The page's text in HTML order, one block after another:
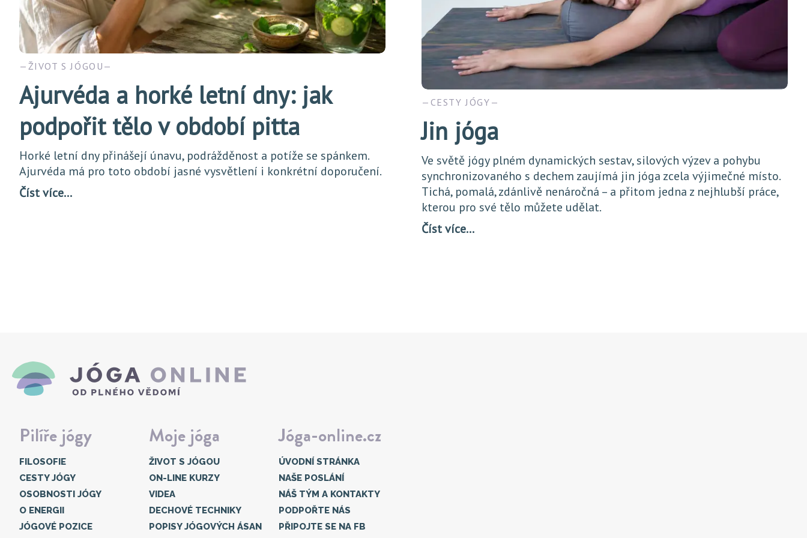
ŽIVOT S JÓGOU
Ajurvéda a horké letní dny: jak
podpořit tělo v období pitta
Horké letní dny přinášejí únavu, podrážděnost a potíže se spánkem.
Ajurvéda má pro toto období jasné vysvětlení i konkrétní doporučení.
Číst více…
CESTY JÓGY
Jin jóga
Ve světě jógy plném dynamických sestav, silových výzev a pohybu
synchronizovaného s dechem zaujímá jin jóga zcela výjimečné místo.
Tichá, pomalá, zdánlivě nenáročná – a přitom jedna z nejhlubší práce,
kterou pro své tělo můžete udělat.
Číst více…
Pilíře jógy
FILOSOFIE
CESTY JÓGY
OSOBNOSTI JÓGY
O ENERGII
JÓGOVÉ POZICE
Moje jóga
ŽIVOT S JÓGOU
ON-LINE KURZY
VIDEA
DECHOVÉ TECHNIKY
POPISY JÓGOVÝCH ÁSAN
Jóga-online.cz
ÚVODNÍ STRÁNKA
NAŠE POSLÁNÍ
NÁŠ TÝM A KONTAKTY
PODPOŘTE NÁS
PŘIPOJTE SE NA FB